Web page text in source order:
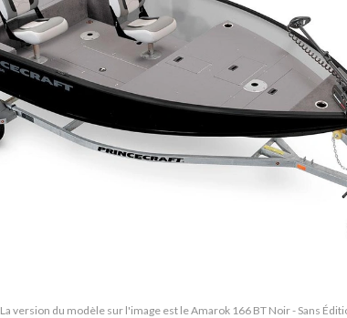
La version du modèle sur l'image est le Amarok 166 BT Noir - Sans